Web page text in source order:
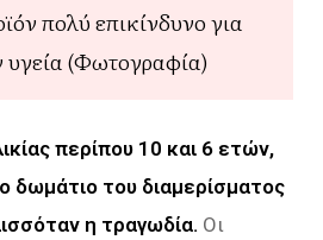
πολύ επικίνδυνο για
υγεία (Φωτογραφία)
περίπου 10 και 6 ετών,
δωμάτιο του διαμερίσματος
η τραγωδία. Οι